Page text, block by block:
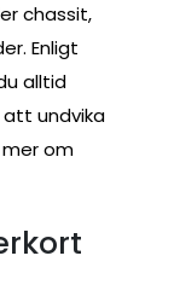
chassit,
Enligt
alltid
undvika
mer om